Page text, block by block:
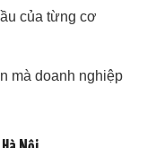
của từng cơ
mà doanh nghiệp